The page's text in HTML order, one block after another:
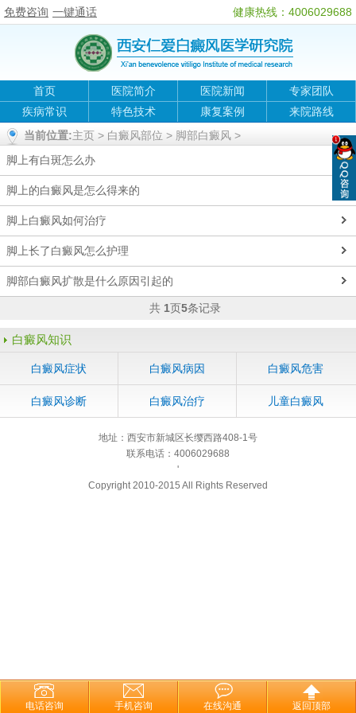
免费咨询 一键通话 健康热线：4006029688
首页 医院简介 医院新闻
专家团队
疾病常识
特色技术 康复案例
来院路线
当前位置:主页 > 白癜风部位 > 脚部白癜风 >
脚上有白斑怎么办
脚上的白癜风是怎么得来的
脚上白癜风如何治疗
脚上长了白癜风怎么护理
脚部白癜风扩散是什么原因引起的
共 1页5条记录
白癜风知识
白癜风症状 白癜风病因 白癜风危害
白癜风诊断 白癜风治疗 儿童白癜风
地址：西安市新城区长缨西路408-1号
联系电话：4006029688
'
Copyright 2010-2015 All Rights Reserved
电话咨询 手机咨询 在线沟通 返回顶部